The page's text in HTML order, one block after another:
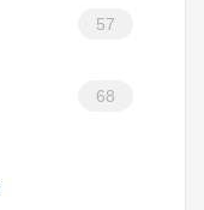
57
68